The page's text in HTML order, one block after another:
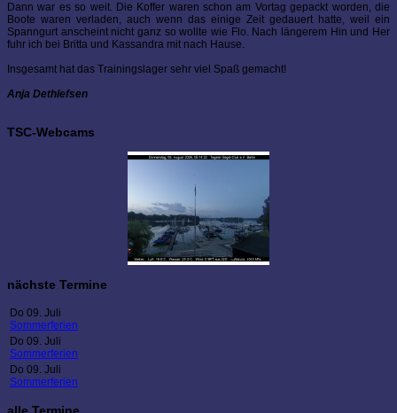
Dann war es so weit. Die Koffer waren schon am Vortag gepackt worden, die
Boote waren verladen, auch wenn das einige Zeit gedauert hatte, weil ein
Spanngurt anscheint nicht ganz so wollte wie Flo. Nach längerem Hin und Her
fuhr ich bei Britta und Kassandra mit nach Hause.
Insgesamt hat das Trainingslager sehr viel Spaß gemacht!
Anja Dethlefsen
TSC-Webcams
nächste Termine
Do 09. Juli
Sommerferien
Do 09. Juli
Sommerferien
Do 09. Juli
Sommerferien